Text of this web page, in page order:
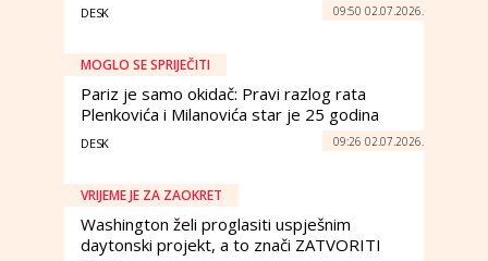
DESK 09:50 02.07.2026.
MOGLO SE SPRIJEČITI
Pariz je samo okidač: Pravi razlog rata
Plenkovića i Milanovića star je 25 godina
DESK 09:26 02.07.2026.
VRIJEME JE ZA ZAOKRET
Washington želi proglasiti uspješnim
daytonski projekt, a to znači ZATVORITI